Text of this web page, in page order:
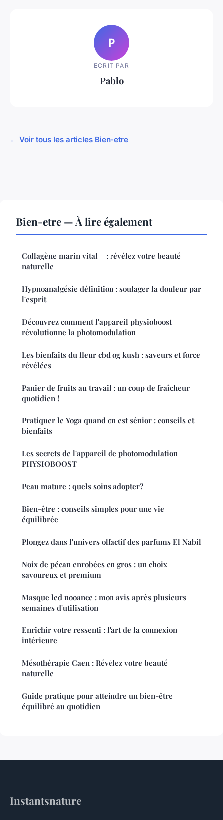
P
ECRIT PAR
Pablo
← Voir tous les articles Bien-etre
Bien-etre — À lire également
Collagène marin vital + : révélez votre beauté
naturelle
Hypnoanalgésie définition : soulager la douleur par
l'esprit
Découvrez comment l'appareil physioboost
révolutionne la photomodulation
Les bienfaits du fleur cbd og kush : saveurs et force
révélées
Panier de fruits au travail : un coup de fraîcheur
quotidien !
Pratiquer le Yoga quand on est sénior : conseils et
bienfaits
Les secrets de l'appareil de photomodulation
PHYSIOBOOST
Peau mature : quels soins adopter?
Bien-être : conseils simples pour une vie
équilibrée
Plongez dans l'univers olfactif des parfums El Nabil
Noix de pécan enrobées en gros : un choix
savoureux et premium
Masque led nooance : mon avis après plusieurs
semaines d'utilisation
Enrichir votre ressenti : l'art de la connexion
intérieure
Mésothérapie Caen : Révélez votre beauté
naturelle
Guide pratique pour atteindre un bien-être
équilibré au quotidien
Instantsnature